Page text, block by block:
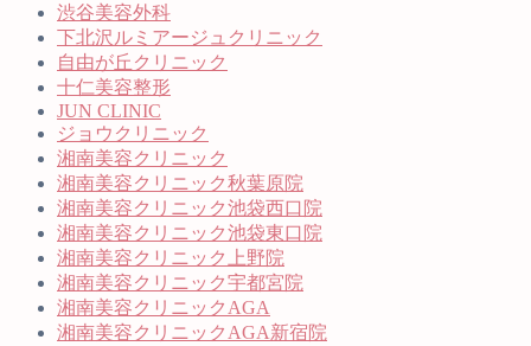
渋谷美容外科
下北沢ルミアージュクリニック
自由が丘クリニック
十仁美容整形
JUN CLINIC
ジョウクリニック
湘南美容クリニック
湘南美容クリニック秋葉原院
湘南美容クリニック池袋西口院
湘南美容クリニック池袋東口院
湘南美容クリニック上野院
湘南美容クリニック宇都宮院
湘南美容クリニックAGA
湘南美容クリニックAGA新宿院